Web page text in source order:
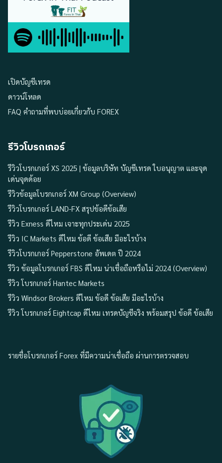
เปิดบัญชีเทรด
ดาวน์โหลด
FAQ คำถามที่พบบ่อยเกี่ยวกับ FOREX
รีวิวโบรกเกอร์
รีวิวโบรกเกอร์ XS 2025 | ข้อมูลบริษัท บัญชีเทรด ใบอนุญาต และจุด
เด่นจุดด้อย
รีวิวข้อมูลโบรกเกอร์ XM Group (Overview)
รีวิวโบรกเกอร์ LAND-FX สรุปข้อดีข้อเสีย
รีวิว Exness ดีไหม เจาะทุกประเด่น 2025
รีวิว IC Markets ดีไหม ข้อดี ข้อเสีย มีอะไรบ้าง
รีวิวโบรกเกอร์ Pepperstone อัพเดต ปี 2024
รีวิว ข้อมูลโบรกเกอร์ FBS ดีไหม น่าเชื่อถือหรือไม่ 2024 (Overview)
รีวิว โบรกเกอร์ Hantec Markets
รีวิว Windsor Brokers ดีไหม ข้อดี ข้อเสีย มีอะไรบ้าง
รีวิว โบรกเกอร์ Eightcap ดีไหม เทรดบัญชีจริง พร้อมสรุป ข้อดี ข้อเสีย
รายชื่อโบรกเกอร์ Forex ที่มีความน่าเชื่อถือ ผ่านการตรวจสอบ